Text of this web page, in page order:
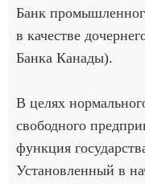
Банк
в качестве
Банка Канады).
В целях
свободного
функция
Установленный в